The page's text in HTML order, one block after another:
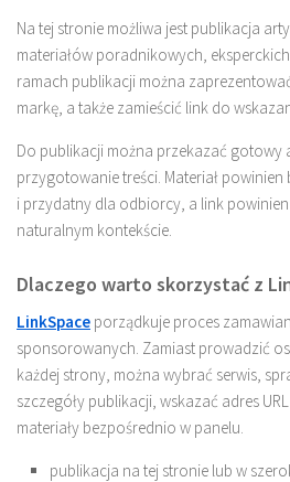
Na tej stronie możliwa jest publikacja
materiałów poradnikowych,
ramach publikacji można
markę, a także zamieścić link do
Do publikacji można przekazać gotowy
przygotowanie treści. Materiał
i przydatny dla odbiorcy, a link
naturalnym kontekście.
Dlaczego warto skorzystać z
LinkSpace porządkuje proces
sponsorowanych. Zamiast prowadzić
każdej strony, można wybrać serwis,
szczegóły publikacji, wskazać adres
materiały bezpośrednio w panelu.
publikacja na tej stronie lub w